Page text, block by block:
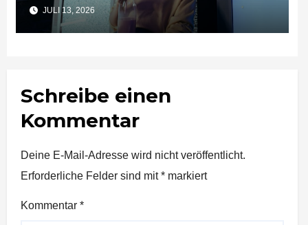
JULI 13, 2026
Schreibe einen
Kommentar
Deine E-Mail-Adresse wird nicht veröffentlicht.
Erforderliche Felder sind mit* markiert
Kommentar *